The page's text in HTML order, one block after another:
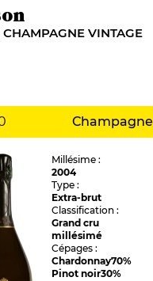
VINTAGE
Champagne
Millésime :
2004
Type :
Extra-brut
Classification :
Grand cru
millésimé
Cépages :
Chardonnay70%
Pinot noir30%